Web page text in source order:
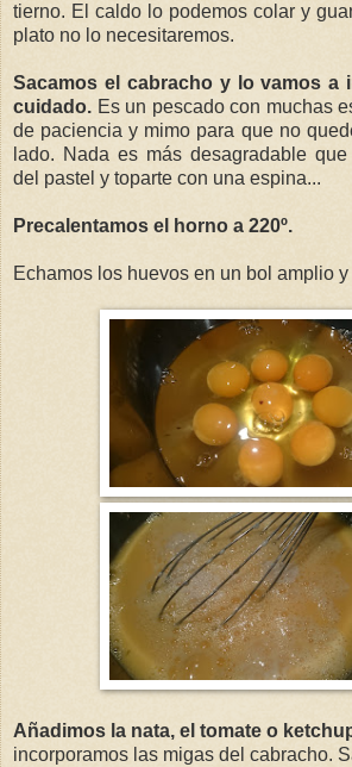
tierno. El caldo lo podemos colar y
plato no lo necesitaremos.
Sacamos el cabracho y lo vamos a
cuidado. Es un pescado con muchas
de paciencia y mimo para que no
lado. Nada es más desagradable
del pastel y toparte con una espina...
Precalentamos el horno a 220º.
Echamos los huevos en un bol amplio
Añadimos la nata, el tomate o
incorporamos las migas del cabracho.